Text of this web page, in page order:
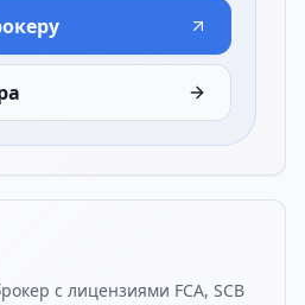
с лицензиями FCA, SCB